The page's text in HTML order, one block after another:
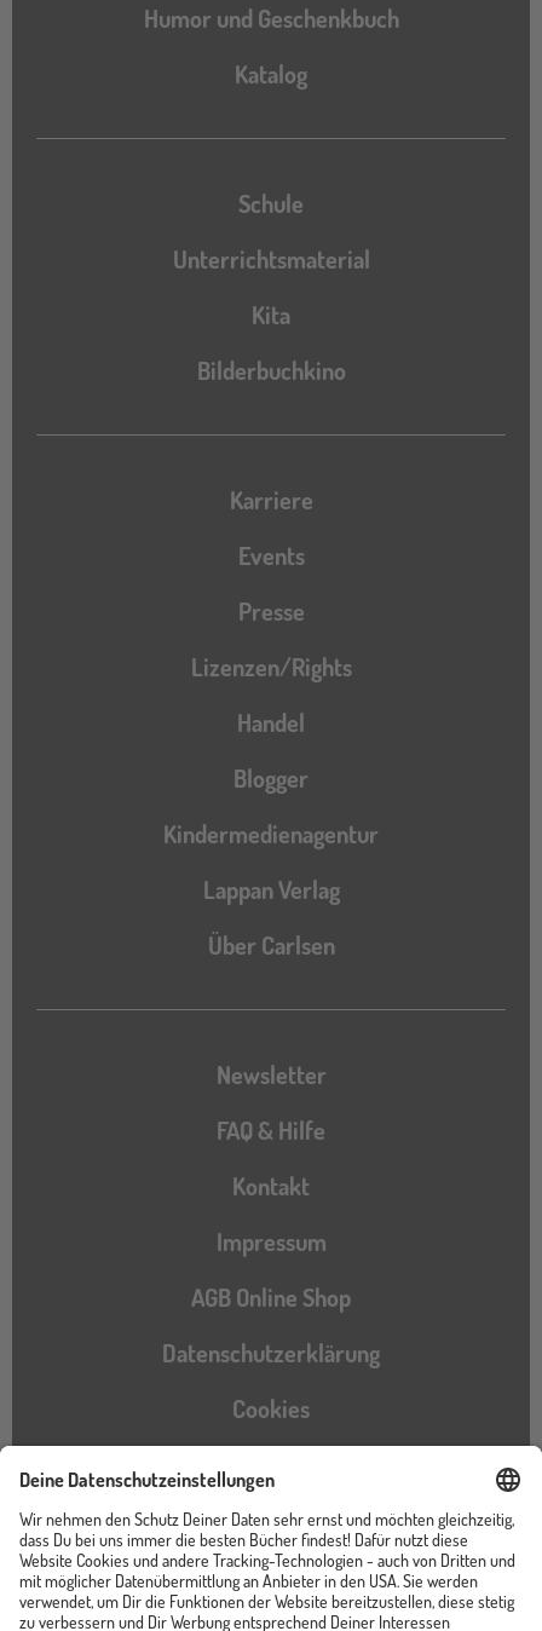
Humor und Geschenkbuch
Katalog
Katalog
Schule
Unterrichtsmaterial
Kita
Bilderbuchkino
Karriere
Events
Presse
Lizenzen/Rights
Handel
Blogger
Kindermedienagentur
Lappan Verlag
Über Carlsen
Newsletter
FAQ & Hilfe
Kontakt
Impressum
AGB Online Shop
Datenschutzerklärung
Cookies
Barrierefreiheitserklärung
Instagram
TikTokPinterestYouTubeFacebook